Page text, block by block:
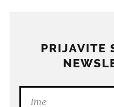
PRIJAVITE